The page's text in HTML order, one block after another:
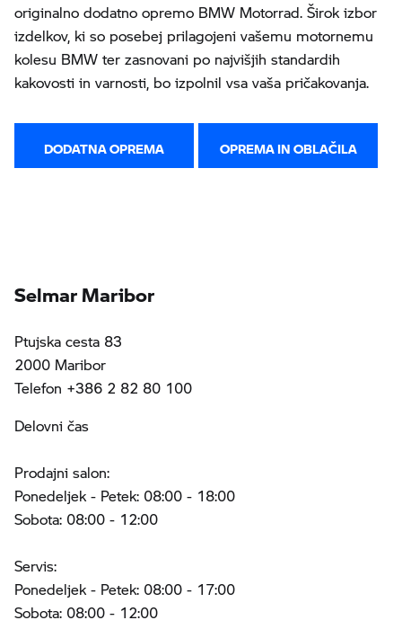
originalno dodatno opremo BMW Motorrad. Širok izbor
izdelkov, ki so posebej prilagojeni vašemu motornemu
kolesu BMW ter zasnovani po najvišjih standardih
kakovosti in varnosti, bo izpolnil vsa vaša pričakovanja.
DODATNA OPREMA OPREMA IN OBLAČILA
Selmar Maribor
Ptujska cesta 83
2000 Maribor
Telefon +386 2 82 80 100
Delovni čas
Prodajni salon:
Ponedeljek - Petek: 08:00 - 18:00
Sobota: 08:00 - 12:00
Servis:
Ponedeljek - Petek: 08:00 - 17:00
Sobota: 08:00 - 12:00